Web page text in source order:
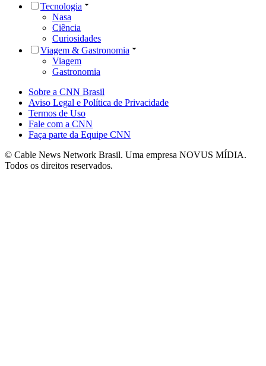
Tecnologia
Nasa
Ciência
Curiosidades
Viagem & Gastronomia
Viagem
Gastronomia
Sobre a CNN Brasil
Aviso Legal e Política de Privacidade
Termos de Uso
Fale com a CNN
Faça parte da Equipe CNN
© Cable News Network Brasil. Uma empresa NOVUS MÍDIA.
Todos os direitos reservados.